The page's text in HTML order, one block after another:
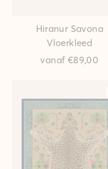
Hiranur Savona
Vloerkleed
vanaf €89,00